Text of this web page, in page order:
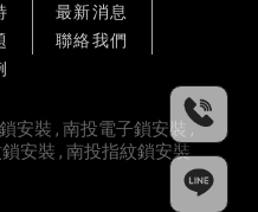
最新消息
聯絡我們
安裝 南投電子鎖安裝
安裝 南投指紋鎖安裝